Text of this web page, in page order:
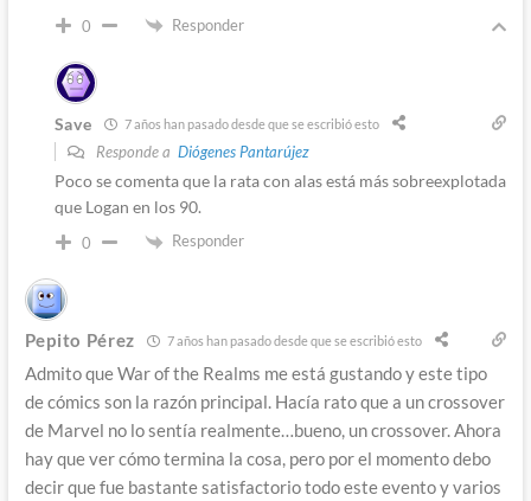
0 Responder
Save 7 años han pasado desde que se escribió esto
Responde a Diógenes Pantarújez
Poco se comenta que la rata con alas está más sobreexplotada
que Logan en los 90.
0 Responder
Pepito Pérez 7 años han pasado desde que se escribió esto
Admito que War of the Realms me está gustando y este tipo
de cómics son la razón principal. Hacía rato que a un crossover
de Marvel no lo sentía realmente…bueno, un crossover. Ahora
hay que ver cómo termina la cosa, pero por el momento debo
decir que fue bastante satisfactorio todo este evento y varios